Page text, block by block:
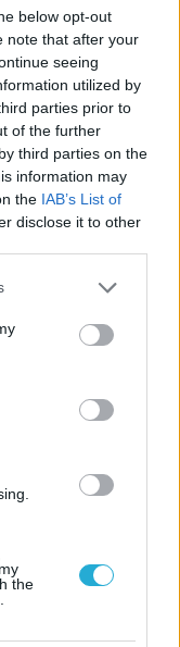
below opt-out
note that after your
seeing
utilized by
parties prior to
of the further
third parties on the
information may
the IAB’s List of
disclose it to other
or more Google
You may click to
party tags to
in below Google
the